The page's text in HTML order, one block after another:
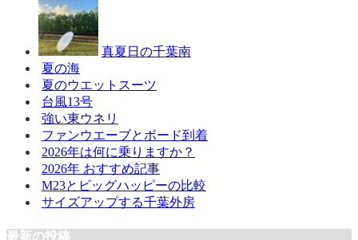
真夏日の千葉南
夏の海
夏のウエットスーツ
台風13号
強い東ウネリ
ファンウエーブとボード到着
2026年は何に乗りますか？
2026年 おすすめ記事
M23とビッグハッピーの比較
サイズアップする千葉外房
最新の投稿